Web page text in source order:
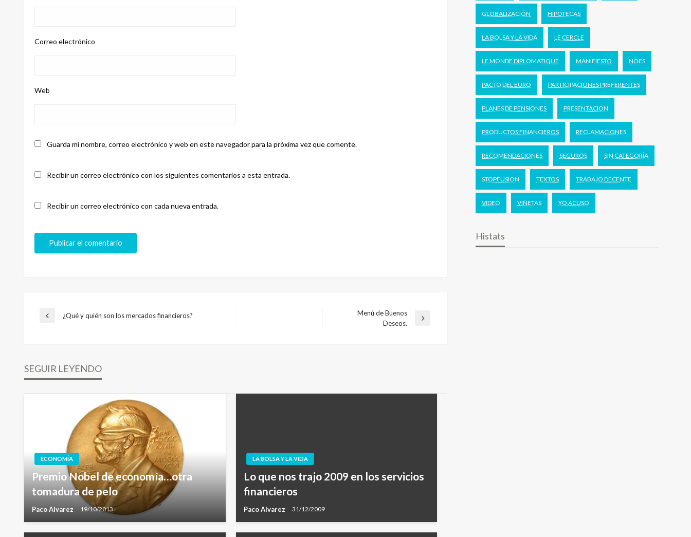
Correo electrónico
Web
Guarda mi nombre, correo electrónico y web en este navegador para la próxima vez que comente.
Recibir un correo electrónico con los siguientes comentarios a esta entrada.
Recibir un correo electrónico con cada nueva entrada.
Navegación
entradas
Entrada
¿Qué y quién son los mercados financieros?
Menú de Buenos
Deseos.
SEGUIR LEYENDO
ECONOMÍA
Premio Nobel de economía…otra
tomadura de pelo
Paco Alvarez 19/10/2013
LA BOLSA Y LA VIDA
Lo que nos trajo 2009 en los servicios
financieros
Paco Alvarez 31/12/2009
GLOBALIZACIÓN HIPOTECAS
LA BOLSA Y LA VIDA LE CERCLE
LE MONDE DIPLOMATIQUE MANIFIESTO NOES
PACTO DEL EURO PARTICIPACIONES PREFERENTES
PLANES DE PENSIONES PRESENTACION
PRODUCTOS FINANCIEROS RECLAMACIONES
RECOMENDACIONES SEGUROS SIN CATEGORÍA
STOPFUSION TEXTOS TRABAJO DECENTE
VIDEO VIÑETAS YO ACUSO
Histats